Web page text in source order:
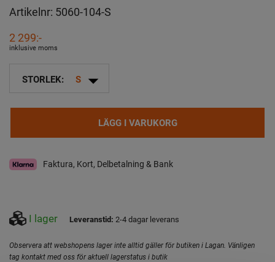
Artikelnr: 5060-104-S
2 299:-
inklusive moms
STORLEK: S arrow_drop_down
LÄGG I VARUKORG
Faktura, Kort, Delbetalning & Bank
I lager Leveranstid: 2-4 dagar leverans
Observera att webshopens lager inte alltid gäller för butiken i Lagan. Vänligen
tag kontakt med oss för aktuell lagerstatus i butik